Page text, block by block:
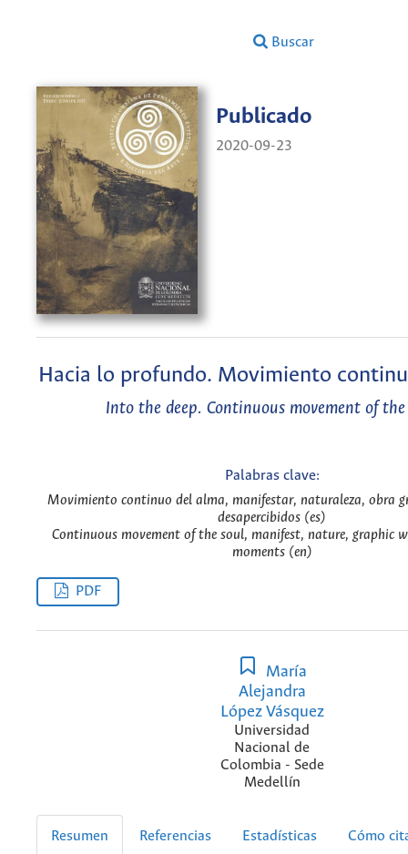
Buscar
Publicado
2020-09-23
Hacia lo profundo. Movimiento
Into the deep. Continuous movement of
Palabras clave:
Movimiento continuo del alma, manifestar, naturaleza, obra
desapercibidos (es)
Continuous movement of the soul, manifest, nature, graphic
moments (en)
PDF
María
Alejandra
López Vásquez
Universidad
Nacional de
Colombia - Sede
Medellín
Resumen Referencias Estadísticas Cómo